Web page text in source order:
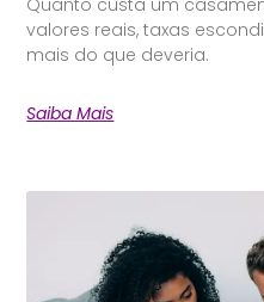
Quanto custa um
valores reais, taxas
mais do que deveria.
Saiba Mais